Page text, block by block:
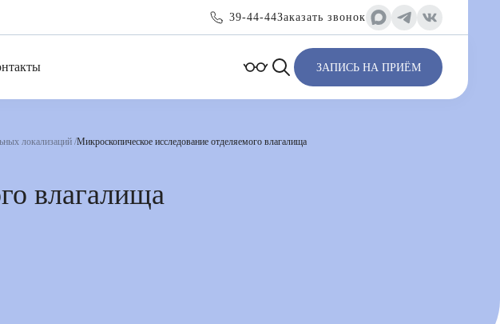
39-44-44Заказать звонок
ЗАПИСЬ НА ПРИЁМ
локализаций Микроскопическое исследование отделяемого влагалища
влагалища